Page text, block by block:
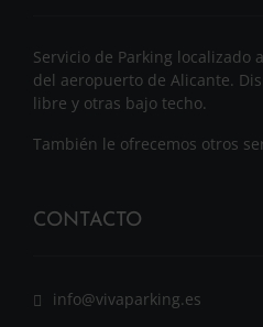
Servicio de Parking localizado
del aeropuerto de Alicante.
libre y otras bajo techo.
También le ofrecemos otros
CONTACTO
info@vivaparking.es